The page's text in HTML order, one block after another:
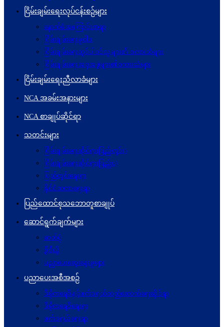
ငြိမ်းချမ်းရေးလုပ်ငန်းစဉ်များ
နောက်ခံအကြောင်းအရာ
ငြိမ်းချမ်းရေးမူဝါဒ
ငြိမ်းချမ်းရေးတွင်ပါဝင်သူများ၏ စကားသံများ
ငြိမ်းချမ်းရေးအစုအဖွဲ့များ၏စကားသံများ
ငြိမ်းချမ်းရေးညီလာခံများ
NCA အခမ်းအနားများ
NCA စာချုပ်ဆိုင်ရာ
သတင်းများ
ငြိမ်းချမ်းရေးဆိုင်ရာ(ပြည်တွင်း)
ငြိမ်းချမ်းရေးဆိုင်ရာ(ပြည်ပ)
ပြည်တွင်းရေးရာ
နိုင်ငံတကာရေးရာ
ပြည်ထောင်စုသဘောတူစာချုပ်
ဆောင်ရွက်ချက်များ
ဓာတ်ပုံ
ဗွီဒီယို
ပညာပေးဆွေးနွေးမှုများ
ပညာပေးအစီအစဉ်
ဒီမိုကရေစီနှင့်ဖက်ဒရယ်တည်ဆောက်ရေးဆိုင်ရာ
ဒီမိုကရေစီရေးရာ
ဖက်ဒရယ်ရေးရာ